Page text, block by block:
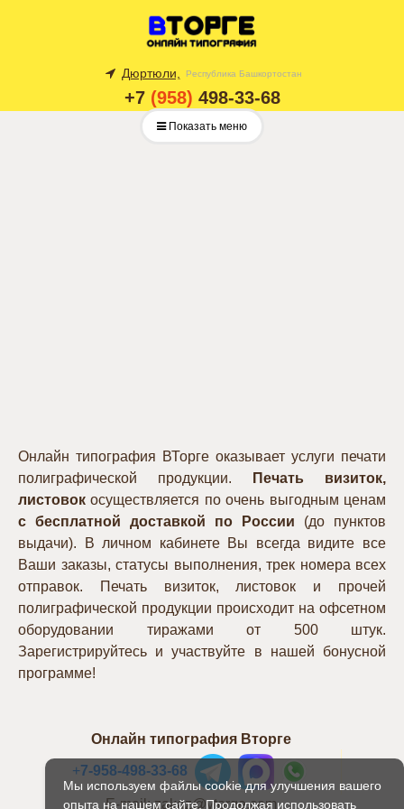
Дюртюли, Республика Башкортостан
+7 (958) 498-33-68
Показать меню
Мы используем файлы cookie для улучшения вашего
опыта на нашем сайте. Продолжая использовать
Онлайн типография ВТорге оказывает услуги печати
полиграфической продукции.
Печать визиток,
листовок осуществляется по очень выгодным ценам
с бесплатной доставкой по России (до пунктов
выдачи). В личном кабинете Вы всегда видите все
Ваши заказы, статусы выполнения, трек номера всех
отправок. Печать визиток, листовок и прочей
полиграфической продукции происходит на офсетном
оборудовании тиражами от 500 штук.
Зарегистрируйтесь и участвуйте в нашей бонусной
программе!
Онлайн типография Вторге
+7-958-498-33-68
E-mail: zakaz@vtorge.com